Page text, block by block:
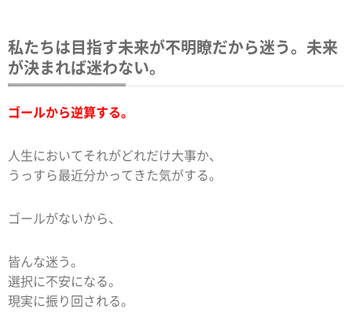
私たちは目指す未来が不明瞭だから迷う。未来
が決まれば迷わない。
ゴールから逆算する。
人生においてそれがどれだけ大事か、
うっすら最近分かってきた気がする。
ゴールがないから、
皆んな迷う。
選択に不安になる。
現実に振り回される。